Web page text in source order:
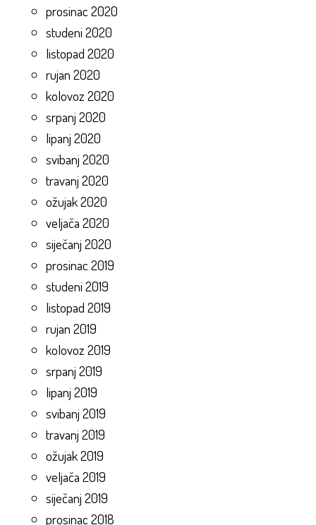
prosinac 2020
studeni 2020
listopad 2020
rujan 2020
kolovoz 2020
srpanj 2020
lipanj 2020
svibanj 2020
travanj 2020
ožujak 2020
veljača 2020
siječanj 2020
prosinac 2019
studeni 2019
listopad 2019
rujan 2019
kolovoz 2019
srpanj 2019
lipanj 2019
svibanj 2019
travanj 2019
ožujak 2019
veljača 2019
siječanj 2019
prosinac 2018